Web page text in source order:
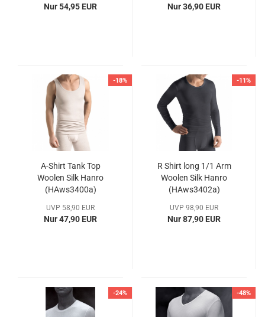
Nur 54,95 EUR Nur 36,90 EUR
-18%
A-Shirt Tank Top
Woolen Silk Hanro
(HAws3400a)
UVP 58,90 EUR
Nur 47,90 EUR
-11%
R Shirt long 1/1 Arm
Woolen Silk Hanro
(HAws3402a)
UVP 98,90 EUR
Nur 87,90 EUR
-24% -48%